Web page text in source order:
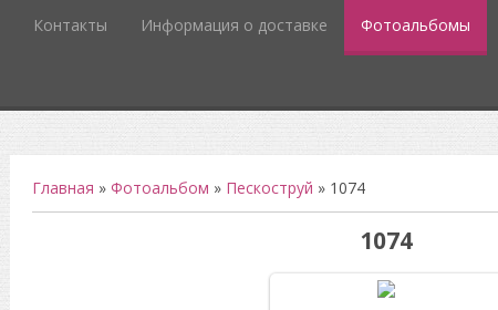
Контакты Информация о доставке Фотоальбомы
Главная » Фотоальбом » Пескоструй » 1074
1074